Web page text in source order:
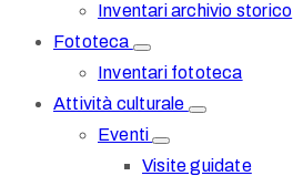
Inventari archivio storico
Fototeca
Inventari fototeca
Attività culturale
Eventi
Visite guidate